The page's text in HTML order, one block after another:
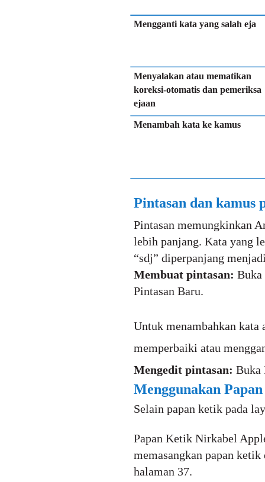
Mengganti kata yang salah eja
Menyalakan atau mematikan
koreksi-otomatis dan pemeriksa
ejaan
Menambah kata ke kamus
Pintasan dan kamus
Pintasan memungkinkan
lebih panjang. Kata yang
“sdj” diperpanjang
Membuat pintasan: Buka
Pintasan Baru.
Untuk menambahkan kata
memperbaiki atau
Mengedit pintasan: Buka
Menggunakan
Selain papan ketik pada
Papan Ketik Nirkabel
memasangkan papan
halaman 37.